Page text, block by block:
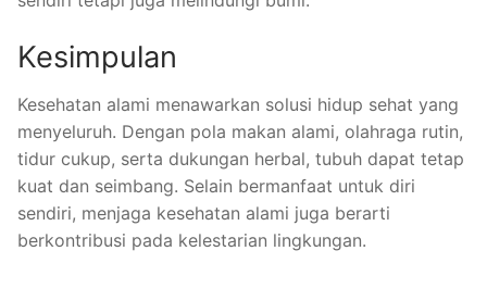
Kesimpulan
Kesehatan alami menawarkan solusi hidup sehat yang
menyeluruh. Dengan pola makan alami, olahraga rutin,
tidur cukup, serta dukungan herbal, tubuh dapat tetap
kuat dan seimbang. Selain bermanfaat untuk diri
sendiri, menjaga kesehatan alami juga berarti
berkontribusi pada kelestarian lingkungan.